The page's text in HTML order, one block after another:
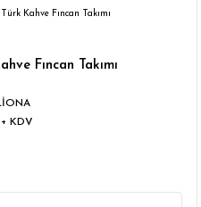
Bulaşık Makinesi
Buzdolabı
Çamaşır Kurutma Makinesi
Derin Dondurucular
Fıncan Takımı
KDV